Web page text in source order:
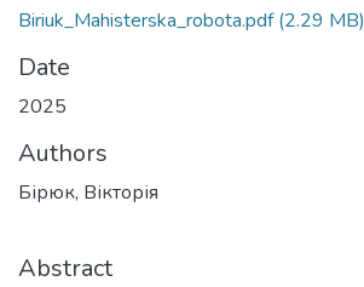
Biriuk_Mahisterska_robota.pdf(2.29 MB)
Date
2025
Authors
Бірюк, Вікторія
Abstract